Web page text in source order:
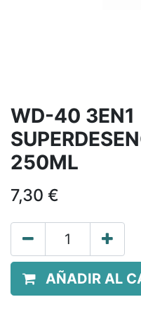
WD-40 3EN1
250ML
7,30 €
AÑADIR AL